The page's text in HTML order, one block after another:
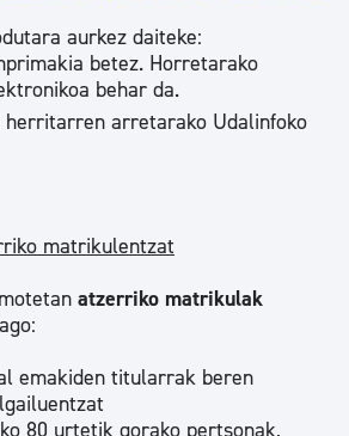
aurkez daiteke:
betez. Horretarako
behar da.
arretarako Udalinfoko
matrikulentzat
atzerriko matrikulak
emakiden titularrak beren